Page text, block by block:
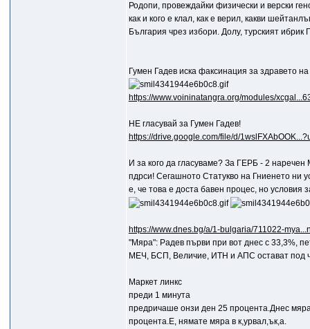
Родопи, провеждайки физически и верски
как и кого е клал, как е верил, какви
България чрез избори. Долу, турският
Гумен Гадев иска факсинация за здравето
https://www.voininatangra.org/modules/
НЕ гласувай за Гумен Гадев!
https://drive.google.com/file/d/
И за кого да гласуваме? За ГЕРБ - 2
пдрси! Сегашното Статукво на Гниенето ни
е, че това е доста бавен процес, но условия
https://www.dnes.bg/a/1-bulgaria/711022-
"Мяра": Радев първи при вот днес с 33,3%,
МЕЧ, БСП, Величие, ИТН и АПС остават под
Маркет линкс
преди 1 минута
предричаше онзи ден 25 процента.Днес
процента.Е, нямате мяра в к,уpвaл,ък,а.